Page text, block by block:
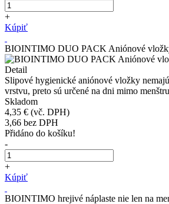
+
Kúpiť
BIOINTIMO DUO PACK Aniónové
Detail
Slipové hygienické aniónové vložky
vrstvu, preto sú určené na dni mimo
Skladom
4,35 € (vč. DPH)
3,66 bez DPH
Přidáno do košíku!
-
+
Kúpiť
BIOINTIMO hrejivé náplaste nie len na